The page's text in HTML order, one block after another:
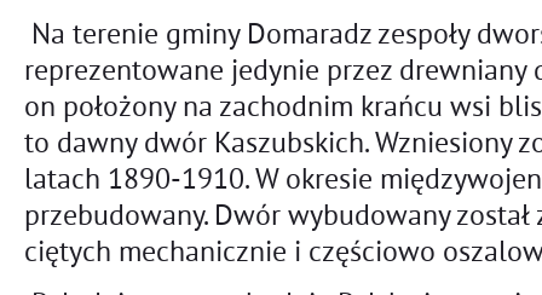
Na terenie gminy Domaradz zespoły
reprezentowane jedynie przez drewniany
on położony na zachodnim krańcu wsi
to dawny dwór Kaszubskich. Wzniesiony
latach 1890-1910. W okresie
przebudowany. Dwór wybudowany
ciętych mechanicznie i częściowo